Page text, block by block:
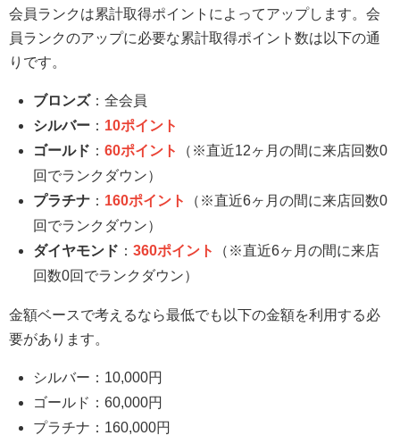
会員ランクは累計取得ポイントによってアップします。会
員ランクのアップに必要な累計取得ポイント数は以下の通
りです。
ブロンズ：全会員
シルバー ： 10ポイント
ゴールド ：60ポイント
（※直近12ヶ月の間に来店回数0
回でランクダウン）
プラチナ ： 160ポイント
（※直近6ヶ月の間に来店回数0
回でランクダウン）
ダイヤモンド ：360ポイント
（※直近6ヶ月の間に来店
回数0回でランクダウン）
金額ベースで考えるなら最低でも以下の金額を利用する必
要があります。
シルバー：10,000円
ゴールド：60,000円
プラチナ：160,000円